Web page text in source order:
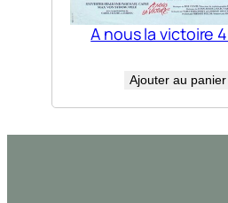
A nous la victoire
Ajouter au panier